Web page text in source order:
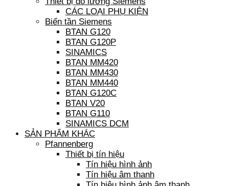
CÁC LOẠI PHỤ KIỆN
Biến tần Siemens
BTAN G120
BTAN G120P
SINAMICS
BTAN MM420
BTAN MM430
BTAN MM440
BTAN G120C
BTAN V20
BTAN G110
SINAMICS DCM
SẢN PHẨM KHÁC
Pfannenberg
Thiết bị tín hiệu
Tín hiệu hình ảnh
Tín hiệu âm thanh